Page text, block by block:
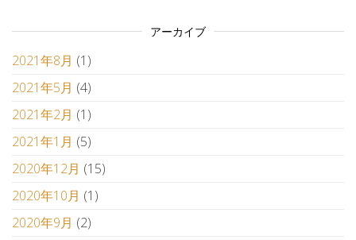
アーカイブ
2021年8月 (1)
2021年5月 (4)
2021年2月 (1)
2021年1月 (5)
2020年12月 (15)
2020年10月 (1)
2020年9月 (2)